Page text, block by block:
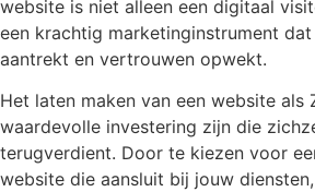
website is niet alleen een digitaal
een krachtig marketinginstrument
aantrekt en vertrouwen opwekt.
Het laten maken van een website als
waardevolle investering zijn die
terugverdient. Door te kiezen voor
website die aansluit bij jouw